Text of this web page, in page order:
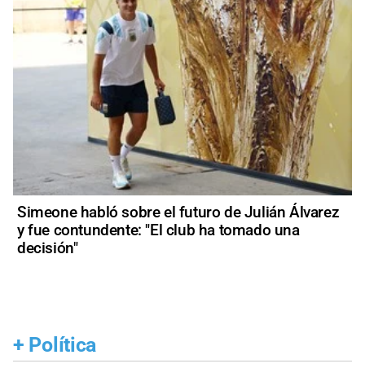
Simeone habló sobre el futuro de Julián Álvarez
y fue contundente: "El club ha tomado una
decisión"
+ Política